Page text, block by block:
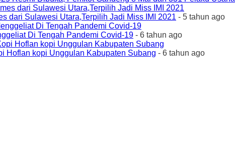
dari Sulawesi Utara,Terpilih Jadi Miss IMI 2021 - 5 tahun ago
Di Tengah Pandemi Covid-19 - 6 tahun ago
Hoflan kopi Unggulan Kabupaten Subang - 6 tahun ago